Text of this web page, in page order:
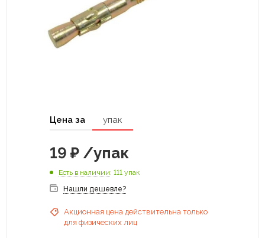
Цена за упак
19 ₽ /упак
Есть в наличии: 111 упак
Нашли дешевле?
Акционная цена действительна только
для физических лиц